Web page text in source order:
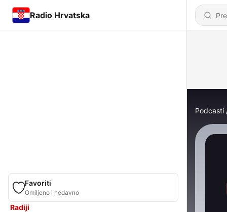
Radio Hrvatska
Favoriti
Omiljeno i nedavno
Radiji
Podcasti